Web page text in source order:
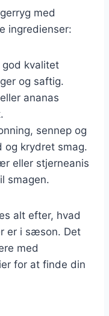
med
ingredienser:
kvalitet
og saftig.
ananas
sennep og
og krydret smag.
eller stjerneanis
smagen.
alt efter, hvad
er i sæson. Det
med
for at finde din